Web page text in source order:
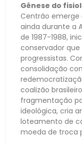
Gênese do
Centrão
ainda durante a
de 1987-1988,
conservador
progressistas.
consolidação
coalizão
fragmentação
ideológica, cria
loteamento de
moeda de troca